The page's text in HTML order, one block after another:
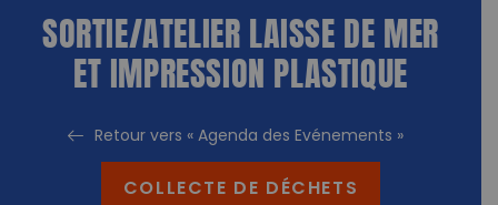
SORTIE/ATELIER LAISSE DE MER
ET IMPRESSION PLASTIQUE
Retour vers « Agenda des Evénements »
COLLECTE DE DÉCHETS